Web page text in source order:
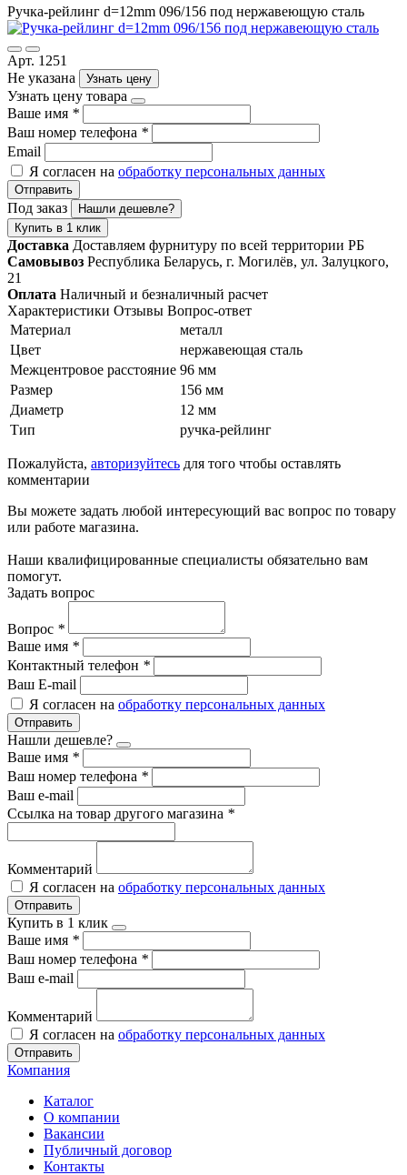
Ручка-рейлинг d=12mm 096/156 под нержавеющую сталь
Арт. 1251
Не указана
Узнать цену
Узнать цену товара
Ваше имя *
Ваш номер телефона *
Email
Я согласен на обработку персональных данных
Отправить
Под заказ
Нашли дешевле?
Купить в 1 клик
Доставка Доставляем фурнитуру по всей территории РБ
Самовывоз Республика Беларусь, г. Могилёв, ул. Залуцкого,
21
Оплата Наличный и безналичный расчет
Характеристики Отзывы Вопрос-ответ
Материал
металл
Цвет
нержавеющая сталь
Межцентровое расстояние 96 мм
Размер
156 мм
Диаметр
12 мм
Тип
ручка-рейлинг
Пожалуйста, авторизуйтесь для того чтобы оставлять
комментарии
Вы можете задать любой интересующий вас вопрос по товару
или работе магазина.
Наши квалифицированные специалисты обязательно вам
помогут.
Задать вопрос
Вопрос *
Ваше имя *
Контактный телефон *
Ваш E-mail
Я согласен на обработку персональных данных
Отправить
Нашли дешевле?
Ваше имя *
Ваш номер телефона *
Ваш e-mail
Ссылка на товар другого магазина *
Комментарий
Я согласен на обработку персональных данных
Отправить
Купить в 1 клик
Ваше имя *
Ваш номер телефона *
Ваш e-mail
Комментарий
Я согласен на обработку персональных данных
Отправить
Компания
Каталог
О компании
Вакансии
Публичный договор
Контакты